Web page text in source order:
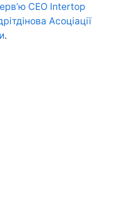
CEO Intertop
Асоціації
.